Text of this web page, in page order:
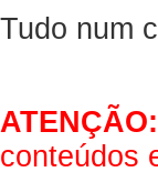
Tudo num
ATENÇÃO:
conteúdos